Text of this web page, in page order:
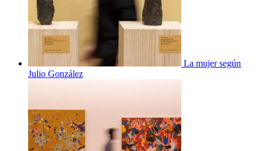
La mujer según
Julio González